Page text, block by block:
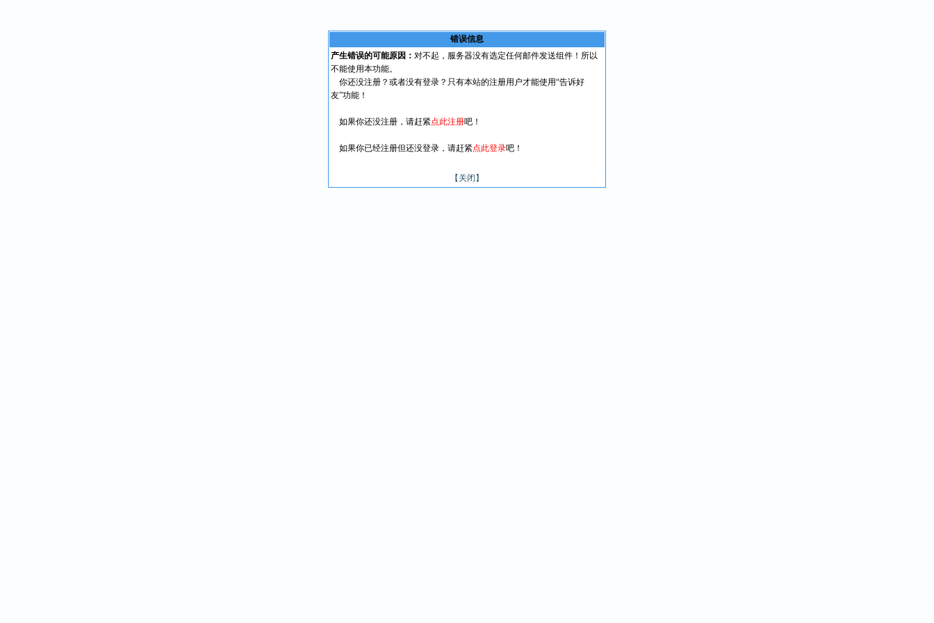
错误信息
产生错误的可能原因： 对不起，服务器没有选定任何邮件发送组件！所以
不能使用本功能。
你还没注册？或者没有登录？只有本站的注册用户才能使用“告诉好
友”功能！
如果你还没注册，请赶紧点此注册吧！
如果你已经注册但还没登录，请赶紧点此登录吧！
【关闭】